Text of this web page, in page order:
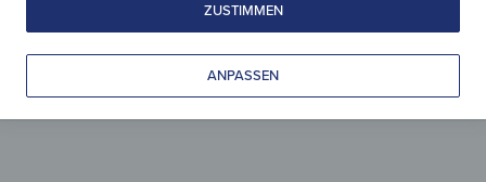
Holz & Design
zeitlos vereint
Leicht gepflegt, liebevoll gestaltet
ZUSTIMMEN
ANPASSEN